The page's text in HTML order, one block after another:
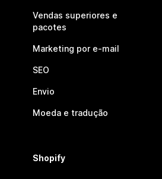
Vendas superiores e
pacotes
Marketing por e-mail
SEO
Envio
Moeda e tradução
Shopify